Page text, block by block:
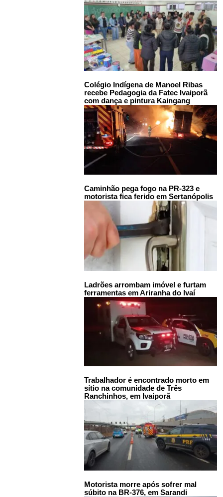
Colégio Indígena de Manoel Ribas
recebe Pedagogia da Fatec Ivaiporã
com dança e pintura Kaingang
Caminhão pega fogo na PR-323 e
motorista fica ferido em Sertanópolis
Ladrões arrombam imóvel e furtam
ferramentas em Ariranha do Ivaí
Trabalhador é encontrado morto em
sítio na comunidade de Três
Ranchinhos, em Ivaiporã
Motorista morre após sofrer mal
súbito na BR-376, em Sarandi